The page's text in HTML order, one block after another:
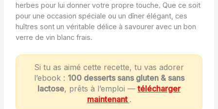
herbes pour lui donner votre propre touche. Que ce soit
pour une occasion spéciale ou un dîner élégant, ces
huîtres sont un véritable délice à savourer avec un bon
verre de vin blanc frais.
Si tu as aimé cette recette, tu vas adorer
l’ebook : 100 desserts sans gluten & sans
lactose, prêts à l’emploi —télécharger
maintenant .